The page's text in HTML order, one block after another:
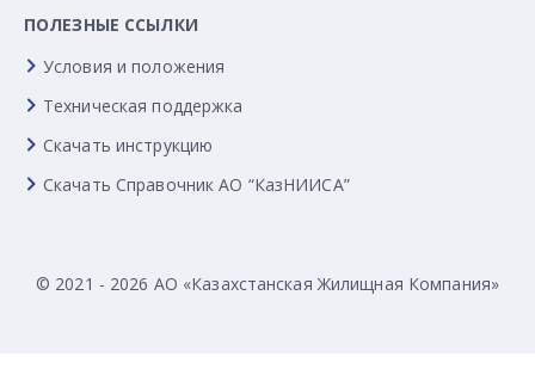
ПОЛЕЗНЫЕ ССЫЛКИ
Условия и положения
Техническая поддержка
Скачать инструкцию
Скачать Справочник АО “КазНИИСА”
© 2021 - 2026 АО «Казахстанская Жилищная Компания»